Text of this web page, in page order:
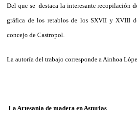
Del que se destaca la interesante recopilación
gráfica de los retablos de los SXVII y XVIII
concejo de Castropol.
La autoría del trabajo corresponde a Ainhoa
La Artesanía de madera en Asturias